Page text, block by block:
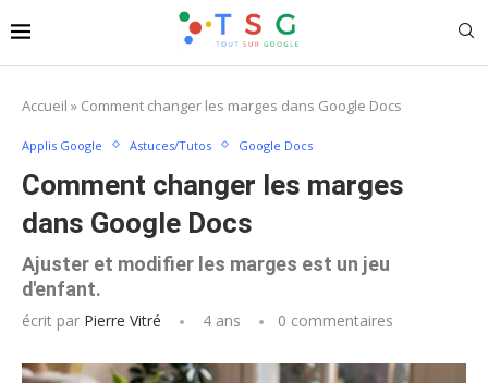
Accueil » Comment changer les marges dans Google Docs
Applis Google Astuces/Tutos Google Docs
Comment changer les marges
dans Google Docs
Ajuster et modifier les marges est un jeu
d'enfant.
écrit par Pierre Vitré 4 ans 0 commentaires